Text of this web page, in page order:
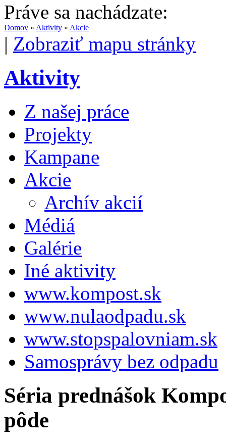
Práve sa nachádzate:
Domov » Aktivity » Akcie
| Zobraziť mapu stránky
Aktivity
Z našej práce
Projekty
Kampane
Akcie
Archív akcií
Médiá
Galérie
Iné aktivity
www.kompost.sk
www.nulaodpadu.sk
www.stopspalovniam.sk
Samosprávy bez odpadu
Séria prednášok
pôde